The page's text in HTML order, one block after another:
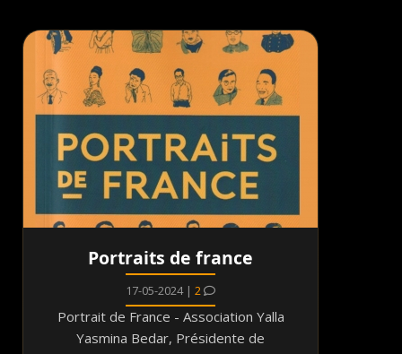
Portraits de france
17-05-2024 | 2
Portrait de France - Association Yalla
Yasmina Bedar, Présidente de